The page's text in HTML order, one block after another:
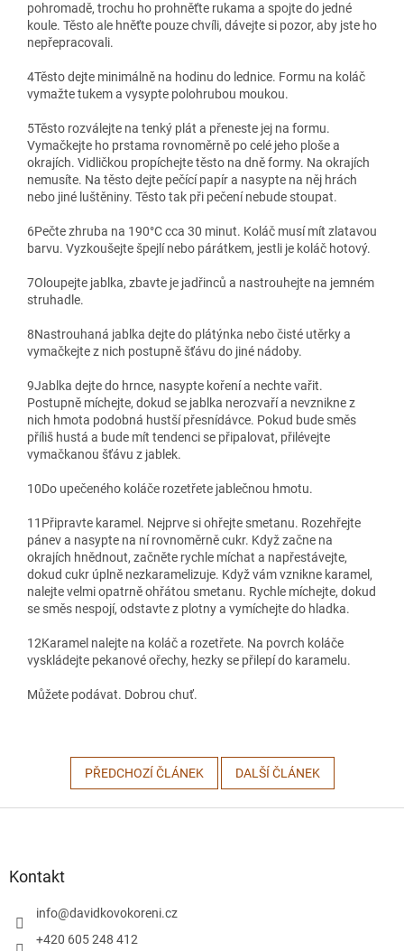
pohromadě, trochu ho prohněťte rukama a spojte do jedné
koule. Těsto ale hněťte pouze chvíli, dávejte si pozor, aby jste ho
nepřepracovali.
4Těsto dejte minimálně na hodinu do lednice. Formu na koláč
vymažte tukem a vysypte polohrubou moukou.
5Těsto rozválejte na tenký plát a přeneste jej na formu.
Vymačkejte ho prstama rovnoměrně po celé jeho ploše a
okrajích. Vidličkou propíchejte těsto na dně formy. Na okrajích
nemusíte. Na těsto dejte pečící papír a nasypte na něj hrách
nebo jiné luštěniny. Těsto tak při pečení nebude stoupat.
6Pečte zhruba na 190°C cca 30 minut. Koláč musí mít zlatavou
barvu. Vyzkoušejte špejlí nebo párátkem, jestli je koláč hotový.
7Oloupejte jablka, zbavte je jadřinců a nastrouhejte na jemném
struhadle.
8Nastrouhaná jablka dejte do plátýnka nebo čisté utěrky a
vymačkejte z nich postupně šťávu do jiné nádoby.
9Jablka dejte do hrnce, nasypte koření a nechte vařit.
Postupně míchejte, dokud se jablka nerozvaří a nevznikne z
nich hmota podobná hustší přesnídávce. Pokud bude směs
příliš hustá a bude mít tendenci se připalovat, přilévejte
vymačkanou šťávu z jablek.
10Do upečeného koláče rozetřete jablečnou hmotu.
11 Připravte karamel. Nejprve si ohřejte smetanu. Rozehřejte
pánev a nasypte na ní rovnoměrně cukr. Když začne na
okrajích hnědnout, začněte rychle míchat a napřestávejte,
dokud cukr úplně nezkaramelizuje. Když vám vznikne karamel,
nalejte velmi opatrně ohřátou smetanu. Rychle míchejte, dokud
se směs nespojí, odstavte z plotny a vymíchejte do hladka.
12Karamel nalejte na koláč a rozetřete. Na povrch koláče
vyskládejte pekanové ořechy, hezky se přilepí do karamelu.
Můžete podávat. Dobrou chuť.
PŘEDCHOZÍ ČLÁNEK DALŠÍ ČLÁNEK
Kontakt
info@davidkovokoreni.cz
+420 605 248 412